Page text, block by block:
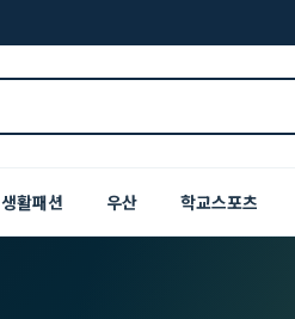
생활패션 우산 학교스포츠